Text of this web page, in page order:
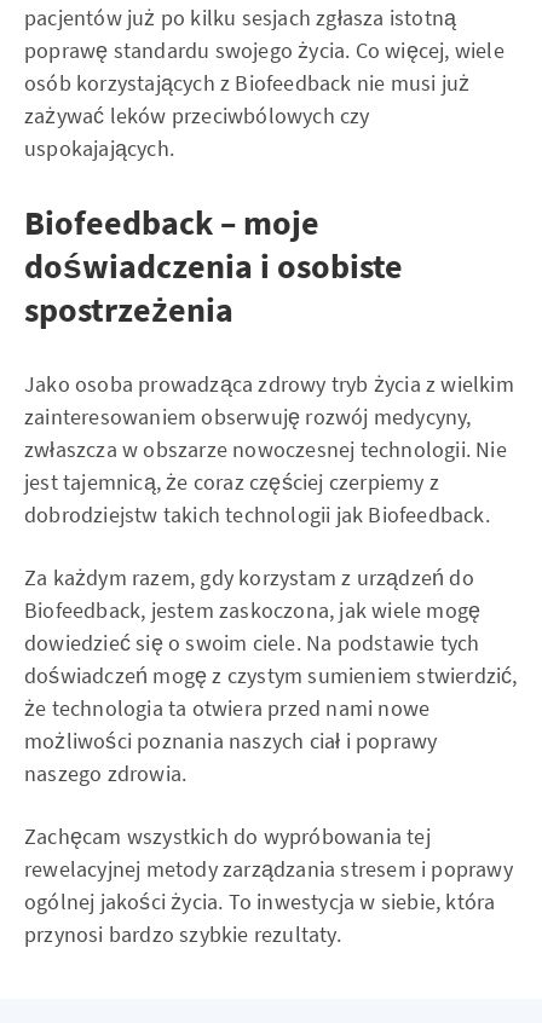
pacjentów już po kilku sesjach zgłasza istotną
poprawę standardu swojego życia. Co więcej, wiele
osób korzystających z Biofeedback nie musi już
zażywać leków przeciwbólowych czy
uspokajających.
Biofeedback – moje
doświadczenia i osobiste
spostrzeżenia
Jako osoba prowadząca zdrowy tryb życia z wielkim
zainteresowaniem obserwuję rozwój medycyny,
zwłaszcza w obszarze nowoczesnej technologii. Nie
jest tajemnicą, że coraz częściej czerpiemy z
dobrodziejstw takich technologii jak Biofeedback.
Za każdym razem, gdy korzystam z urządzeń do
Biofeedback, jestem zaskoczona, jak wiele mogę
dowiedzieć się o swoim ciele. Na podstawie tych
doświadczeń mogę z czystym sumieniem stwierdzić,
że technologia ta otwiera przed nami nowe
możliwości poznania naszych ciał i poprawy
naszego zdrowia.
Zachęcam wszystkich do wypróbowania tej
rewelacyjnej metody zarządzania stresem i poprawy
ogólnej jakości życia. To inwestycja w siebie, która
przynosi bardzo szybkie rezultaty.